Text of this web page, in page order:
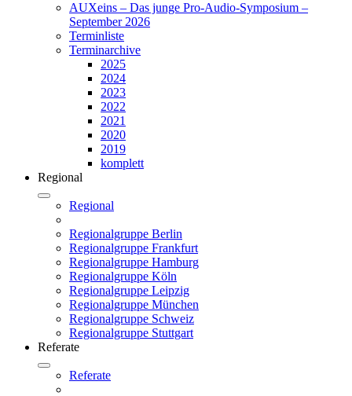
AUXeins – Das junge Pro-Audio-Symposium –
September 2026
Terminliste
Terminarchive
2025
2024
2023
2022
2021
2020
2019
komplett
Regional
Regional
Regionalgruppe Berlin
Regionalgruppe Frankfurt
Regionalgruppe Hamburg
Regionalgruppe Köln
Regionalgruppe Leipzig
Regionalgruppe München
Regionalgruppe Schweiz
Regionalgruppe Stuttgart
Referate
Referate